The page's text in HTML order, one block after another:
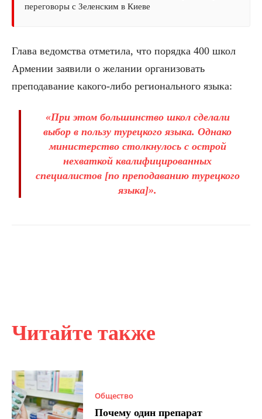
Читайте также
Общество
Почему один препарат
переговоры с Зеленским в Киеве
Глава ведомства отметила, что порядка 400 школ
Армении заявили о желании организовать
преподавание какого-либо регионального языка:
«При этом большинство школ сделали
выбор в пользу турецкого языка. Однако
министерство столкнулось с острой
нехваткой квалифицированных
специалистов [по преподаванию турецкого
языка]».